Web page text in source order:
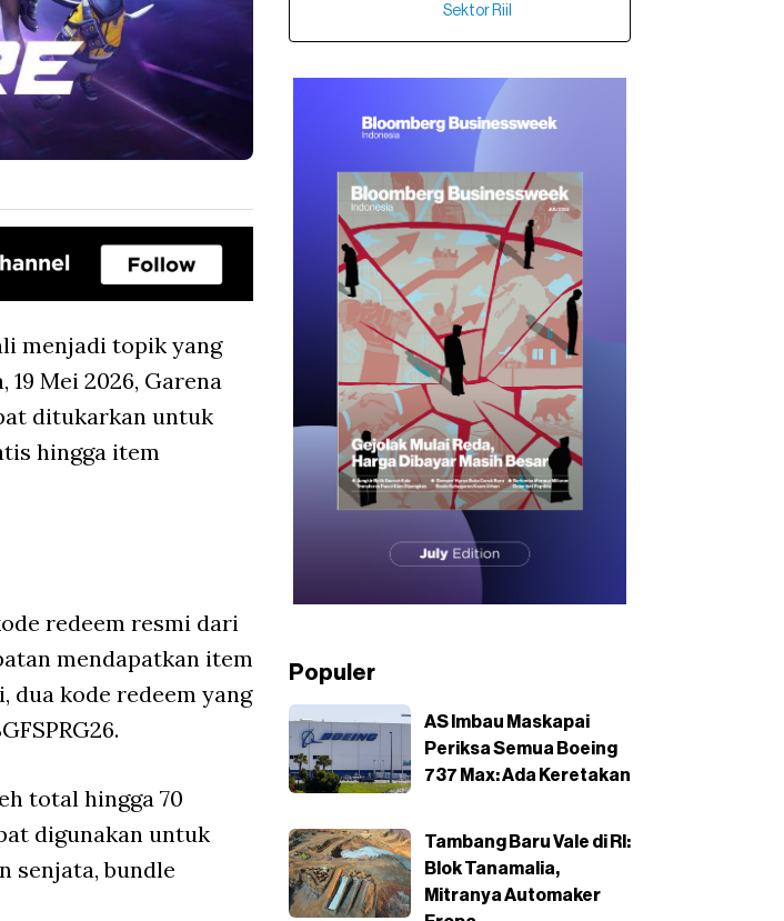
menjadi topik yang
Mei 2026, Garena
ditukarkan untuk
hingga item
redeem resmi dari
mendapatkan item
dua kode redeem yang
total hingga 70
digunakan untuk
senjata, bundle
Sektor Riil
Populer
AS Imbau Maskapai
Periksa Semua Boeing
737 Max: Ada Keretakan
Tambang Baru Vale di RI:
Blok Tanamalia,
Mitranya Automaker